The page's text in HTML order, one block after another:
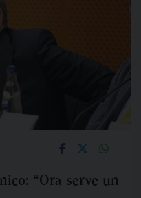
“Ora serve un